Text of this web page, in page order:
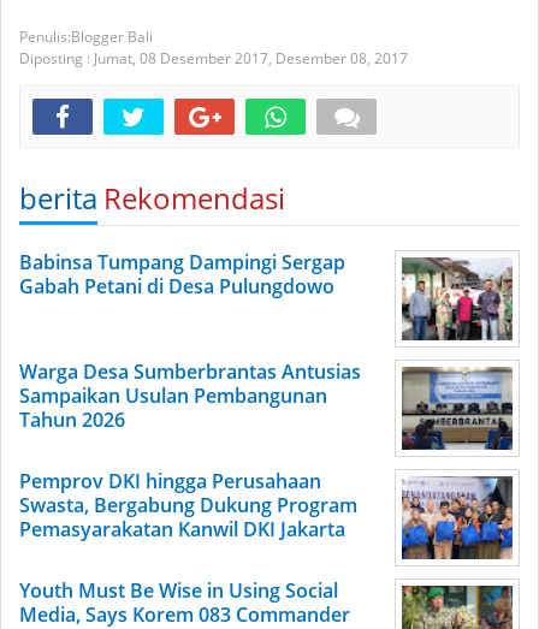
Blogger Bali
Diposting : Jumat, 08 Desember 2017, Desember 08, 2017
berita Rekomendasi
Babinsa Tumpang Dampingi Sergap
Gabah Petani di Desa Pulungdowo
Warga Desa Sumberbrantas Antusias
Sampaikan Usulan Pembangunan
Tahun 2026
Pemprov DKI hingga Perusahaan
Swasta, Bergabung Dukung Program
Pemasyarakatan Kanwil DKI Jakarta
Youth Must Be Wise in Using Social
Media, Says Korem 083 Commander